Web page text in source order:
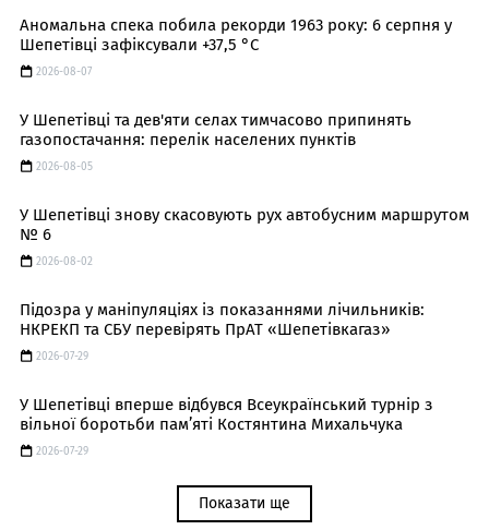
Аномальна спека побила рекорди 1963 року: 6 серпня у
Шепетівці зафіксували +37,5 °C
2026-08-07
У Шепетівці та дев'яти селах тимчасово припинять
газопостачання: перелік населених пунктів
2026-08-05
У Шепетівці знову скасовують рух автобусним маршрутом
№ 6
2026-08-02
Підозра у маніпуляціях із показаннями лічильників:
НКРЕКП та СБУ перевірять ПрАТ «Шепетівкагаз»
2026-07-29
У Шепетівці вперше відбувся Всеукраїнський турнір з
вільної боротьби пам’яті Костянтина Михальчука
2026-07-29
Показати ще